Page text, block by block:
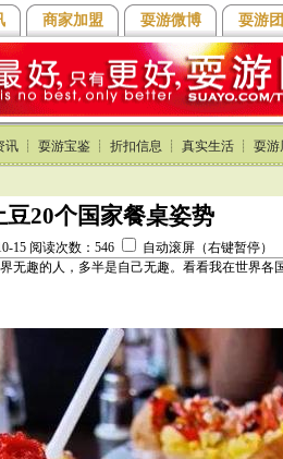
商家加盟 耍游微博 耍游
讯 ┊ 耍游宝鉴 ┊ 折扣信息 ┊ 真实生活 ┊ 耍游
豆20个国家餐桌姿势
15 阅读次数： 546 自动滚屏（右键暂停）
无趣的人，多半是自己无趣。看看我在世界各